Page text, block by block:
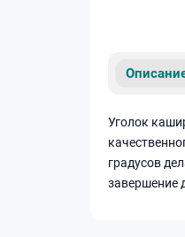
Уголок
градусов
завершение